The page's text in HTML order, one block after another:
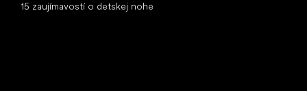
15 zaujímavostí o detskej nohe